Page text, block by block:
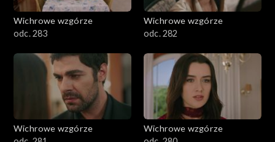
Wichrowe wzgórze
odc. 283
Wichrowe wzgórze
odc. 282
Wichrowe wzgórze
Wichrowe wzgórze